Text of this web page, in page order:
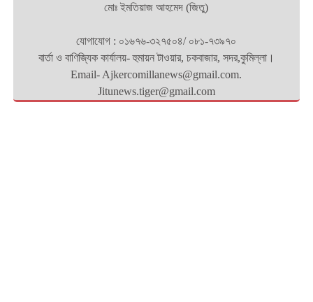
মোঃ ইমতিয়াজ আহমেদ (জিতু)
যোগাযোগ : ০১৬৭৬-৩২৭৫০৪/ ০৮১-৭৩৯৭০
বার্তা ও বাণিজ্যিক কার্যালয়- হুমায়ন টাওয়ার, চকবাজার, সদর,কুমিল্লা।
Email- Ajkercomillanews@gmail.com.
Jitunews.tiger@gmail.com